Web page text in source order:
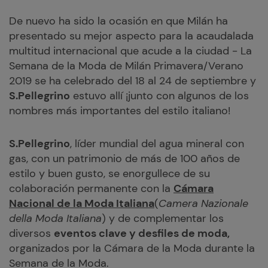
De nuevo ha sido la ocasión en que Milán ha
presentado su mejor aspecto para la acaudalada
multitud internacional que acude a la ciudad - La
Semana de la Moda de Milán Primavera/Verano
2019 se ha celebrado del 18 al 24 de septiembre y
S.Pellegrino estuvo allí ¡junto con algunos de los
nombres más importantes del estilo italiano!
S.Pellegrino, líder mundial del agua mineral con
gas, con un patrimonio de más de 100 años de
estilo y buen gusto, se enorgullece de su
colaboración permanente con la Cámara
Nacional de la Moda Italiana(Camera Nazionale
della Moda Italiana) y de complementar los
diversos eventos clave y desfiles de moda,
organizados por la Cámara de la Moda durante la
Semana de la Moda.